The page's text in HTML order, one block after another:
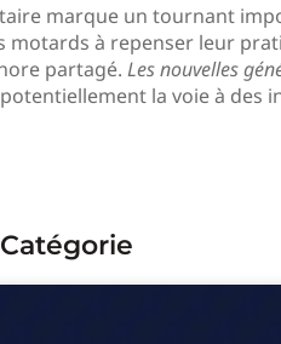
marque un tournant
motards à repenser leur
partagé. Les nouvelles
la voie à des